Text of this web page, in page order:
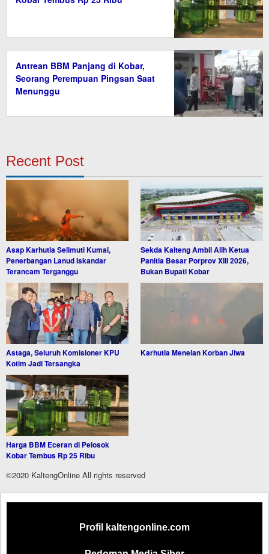
Antrean BBM Panjang di Kobar,
Seorang Perempuan Pingsan Saat
Menunggu
Recent Post
Asap Karhutla Selimuti Kumai,
Penerbangan Lanud Iskandar
Terancam Terganggu
Sekda Kalteng Ambil Alih Ketua
Panitia Besar Porprov XIII 2026,
Bukan Bupati Kobar
Astaga, Seluruh Komisioner KPU
Kotim Jadi Tersangka
Karhutla Menelan Korban Jiwa
Harga BBM Eceran di Pelosok
Kobar Tembus Rp 25 Ribu
©2020 KaltengOnline All rights reserved
Profil kaltengonline.com